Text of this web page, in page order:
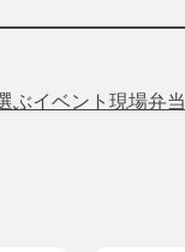
ぶイベント現場弁当